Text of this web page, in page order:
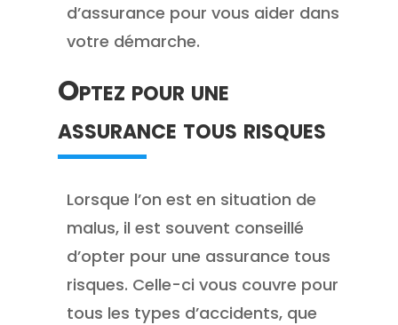
d’assurance pour vous aider dans
votre démarche.
Optez pour une
assurance tous risques
Lorsque l’on est en situation de
malus, il est souvent conseillé
d’opter pour une assurance tous
risques. Celle-ci vous couvre pour
tous les types d’accidents, que